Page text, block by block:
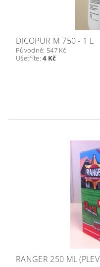
DICOPUR M 750 - 1 L
Původně: 547 Kč
Ušetříte:4 Kč
RANGER 250 ML